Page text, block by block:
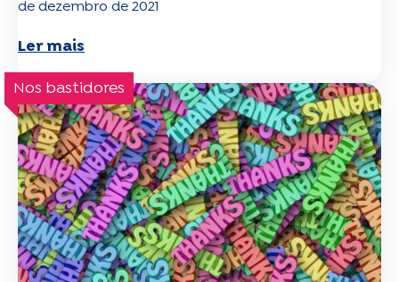
de dezembro de 2021
Ler mais
Nos bastidores